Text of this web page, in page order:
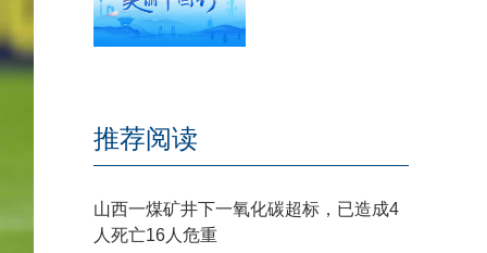
推荐阅读
山西一煤矿井下一氧化碳超标，已造成4
人死亡16人危重